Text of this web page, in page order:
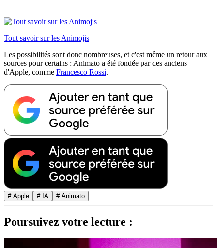
Tout savoir sur les Animojis
Les possibilités sont donc nombreuses, et c'est même un retour aux
sources pour certains : Animato a été fondée par des anciens
d'Apple, comme Francesco Rossi.
# Apple # IA # Animato
Poursuivez votre lecture :